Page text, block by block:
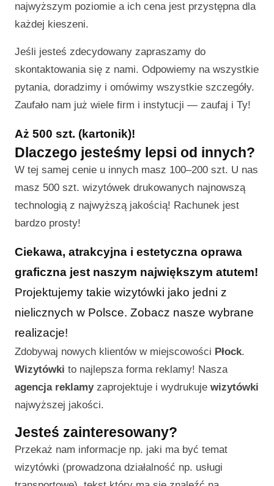
najwyższym poziomie a ich cena jest przystępna dla
każdej kieszeni.
Jeśli jesteś zdecydowany zapraszamy do
skontaktowania się z nami. Odpowiemy na wszystkie
pytania, doradzimy i omówimy wszystkie szczegóły.
Zaufało nam już wiele firm i instytucji — zaufaj i Ty!
Aż 500 szt. (kartonik)!
Dlaczego jesteśmy lepsi od innych?
W tej samej cenie u innych masz 100–200 szt. U nas
masz 500 szt. wizytówek drukowanych najnowszą
technologią z najwyższą jakością! Rachunek jest
bardzo prosty!
Ciekawa, atrakcyjna i estetyczna oprawa
graficzna jest naszym największym atutem!
Projektujemy takie wizytówki jako jedni z
nielicznych w Polsce. Zobacz nasze wybrane
realizacje!
Zdobywaj nowych klientów w miejscowości Płock.
Wizytówki to najlepsza forma reklamy! Nasza
agencja reklamyzaprojektuje i wydrukuje wizytówki
najwyższej jakości.
Jesteś zainteresowany?
Przekaż nam informacje np. jaki ma być temat
wizytówki (prowadzona działalność np. usługi